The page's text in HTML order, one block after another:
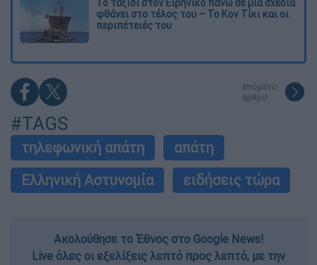
φθάνει στο τέλος του – Το Κον Τίκι και οι
περιπέτειές του
επόμενο
άρθρο
#TAGS
τηλεφωνική απάτη
απάτη
Ελληνική Αστυνομία
ειδήσεις τώρα
Ακολούθησε το Έθνος στο Google News!
Live όλες οι εξελίξεις λεπτό προς λεπτό, με την